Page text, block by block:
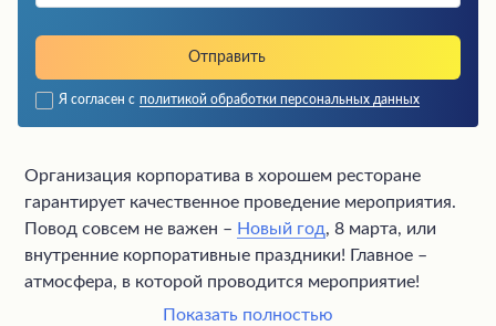
Я согласен с политикой обработки персональных данных
Показать полностью
Организация корпоратива в хорошем ресторане
гарантирует качественное проведение мероприятия.
Повод совсем не важен – Новый год, 8 марта, или
внутренние корпоративные праздники! Главное –
атмосфера, в которой проводится мероприятие!